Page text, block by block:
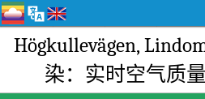
Högkullevägen,
染：实时空气质量